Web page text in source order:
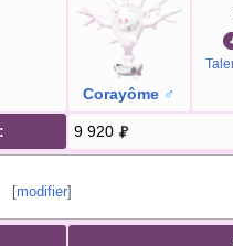
Corayôme ♂
: 9 920
[modifier]